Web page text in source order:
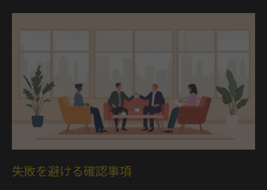
失敗を避ける確認事項